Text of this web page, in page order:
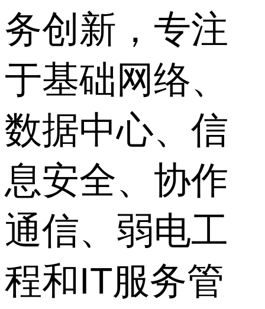
务创新，专注
于基础网络、
数据中心、信
息安全、协作
通信、弱电工
程和IT服务管